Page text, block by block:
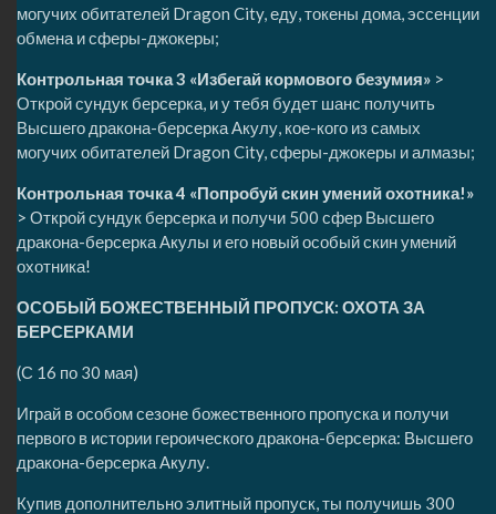
могучих обитателей Dragon City, еду, токены дома, эссенции
обмена и сферы-джокеры;
Контрольная точка 3 «Избегай кормового безумия» >
Открой сундук берсерка, и у тебя будет шанс получить
Высшего дракона-берсерка Акулу, кое-кого из самых
могучих обитателей Dragon City, сферы-джокеры и алмазы;
Контрольная точка 4 «Попробуй скин умений охотника!»
> Открой сундук берсерка и получи 500 сфер Высшего
дракона-берсерка Акулы и его новый особый скин умений
охотника!
ОСОБЫЙ БОЖЕСТВЕННЫЙ ПРОПУСК: ОХОТА ЗА
БЕРСЕРКАМИ
(С 16 по 30 мая)
Играй в особом сезоне божественного пропуска и получи
первого в истории героического дракона-берсерка: Высшего
дракона-берсерка Акулу.
Купив дополнительно элитный пропуск, ты получишь 300